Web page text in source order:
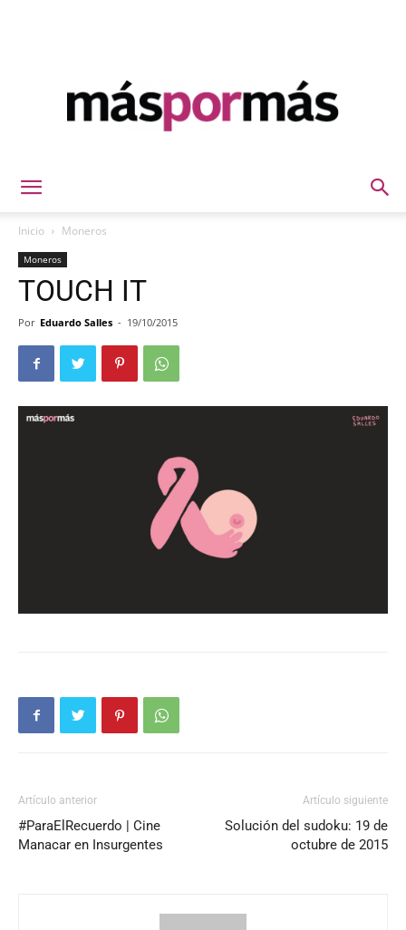
Inicio Moneros
Moneros
TOUCH IT
Por Eduardo Salles - 19/10/2015
Artículo anterior
#ParaElRecuerdo | Cine
Manacar en Insurgentes
Artículo siguiente
Solución del sudoku: 19 de
octubre de 2015